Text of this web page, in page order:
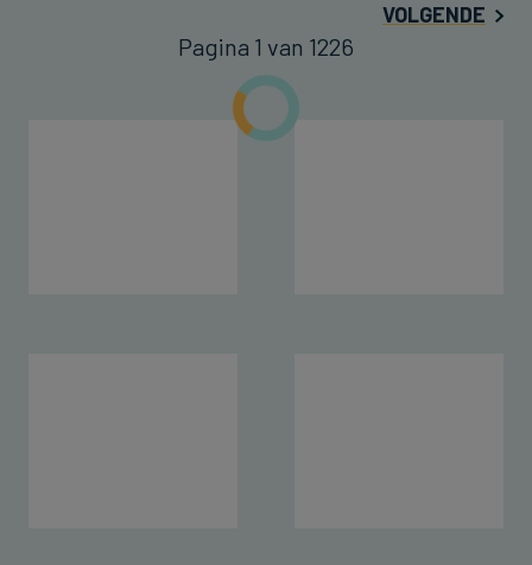
VOLGENDE
Pagina 1 van 1226